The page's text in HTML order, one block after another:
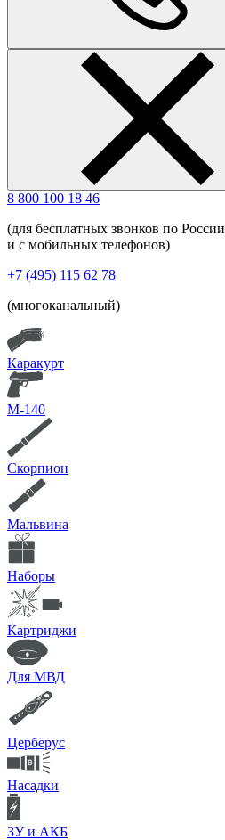
8 800 100 18 46
(для бесплатных звонков по России
и с мобильных телефонов)
+7 (495) 115 62 78
(многоканальный)
Каракурт
М-140
Скорпион
Мальвина
Наборы
Картриджи
Для МВД
Церберус
Насадки
ЗУ и АКБ